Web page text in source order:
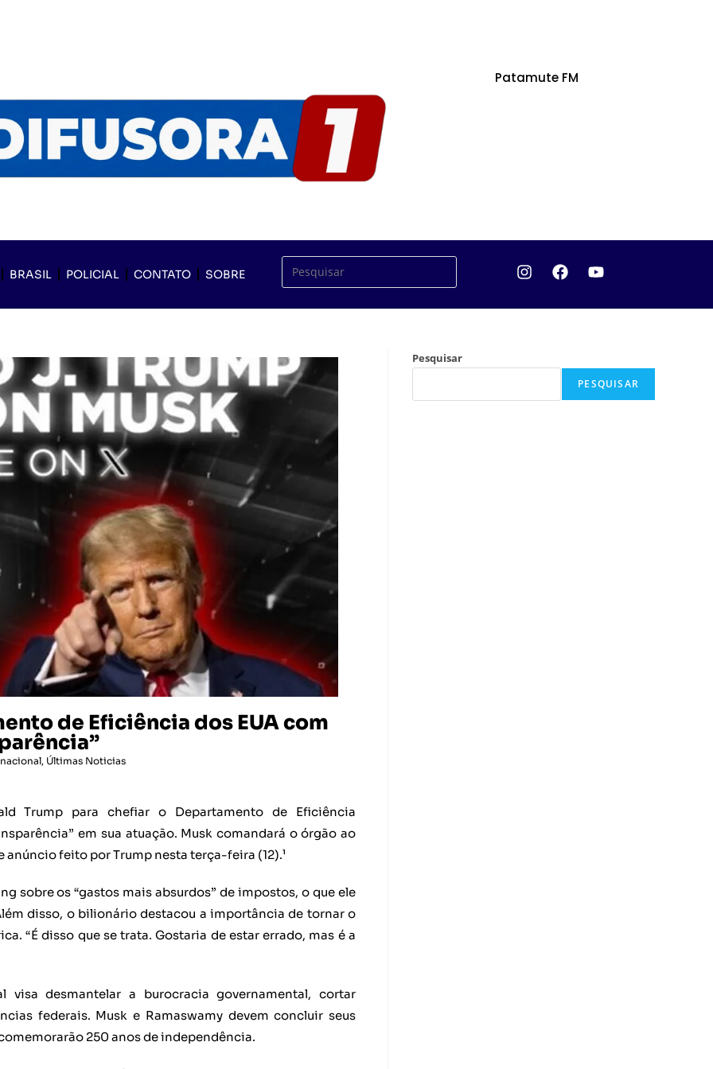
Patamute FM
BRASIL POLICIAL CONTATO SOBRE
de Eficiência dos EUA com
, Últimas Noticias
Trump para chefiar o Departamento de Eficiência
em sua atuação. Musk comandará o órgão ao
feito por Trump nesta terça-feira (12).¹
sobre os “gastos mais absurdos” de impostos, o que ele
disso, o bilionário destacou a importância de tornar o
“É disso que se trata. Gostaria de estar errado, mas é a
visa desmantelar a burocracia governamental, cortar
federais. Musk e Ramaswamy devem concluir seus
250 anos de independência.
Pesquisar
PESQUISAR